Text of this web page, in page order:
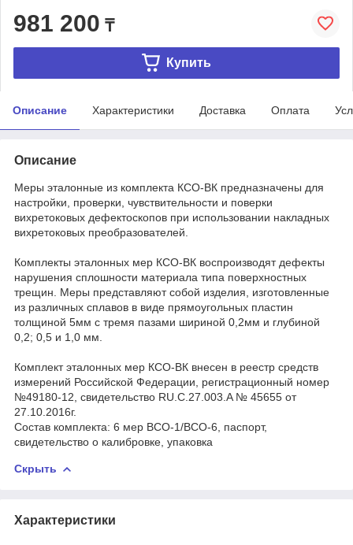
981 200 ₸
Купить
Описание Характеристики Доставка Оплата
Описание
Меры эталонные из комплекта КСО-ВК предназначены для
настройки, проверки, чувствительности и поверки
вихретоковых дефектоскопов при использовании накладных
вихретоковых преобразователей.
Комплекты эталонных мер КСО-ВК воспроизводят дефекты
нарушения сплошности материала типа поверхностных
трещин. Меры представляют собой изделия, изготовленные
из различных сплавов в виде прямоугольных пластин
толщиной 5мм с тремя пазами шириной 0,2мм и глубиной
0,2; 0,5 и 1,0 мм.
Комплект эталонных мер КСО-ВК внесен в реестр средств
измерений Российской Федерации, регистрационный номер
№49180-12, свидетельство RU.C.27.003.A № 45655 от
27.10.2016г.
Состав комплекта: 6 мер ВСО-1/ВСО-6, паспорт,
свидетельство о калибровке, упаковка
Скрыть
Характеристики